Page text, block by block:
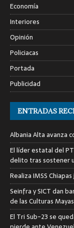
Economía
Interiores
Opinión
Policiacas
Portada
Publicidad
ENTRADAS
Albania Alta avanza
El líder estatal del
delito tras sostener
Realiza IMSS
Seinfra y SICT dan
de las Culturas Mayas
El Tri Sub-23 se